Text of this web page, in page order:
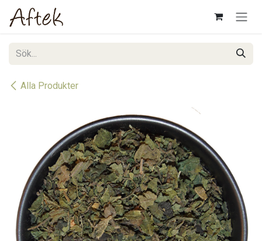
Hoppa till innehåll
Alla Produkter